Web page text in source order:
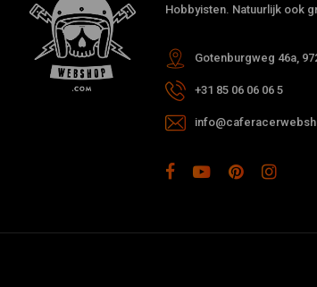
Hobbyisten. Natuurlijk ook
Gotenburgweg 46a,
+31 85 06 06 06 5